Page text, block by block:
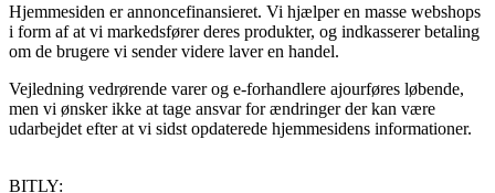
Hjemmesiden er annoncefinansieret. Vi hjælper en masse webshops
i form af at vi markedsfører deres produkter, og indkasserer betaling
om de brugere vi sender videre laver en handel.
Vejledning vedrørende varer og e-forhandlere ajourføres løbende,
men vi ønsker ikke at tage ansvar for ændringer der kan være
udarbejdet efter at vi sidst opdaterede hjemmesidens informationer.
BITLY: